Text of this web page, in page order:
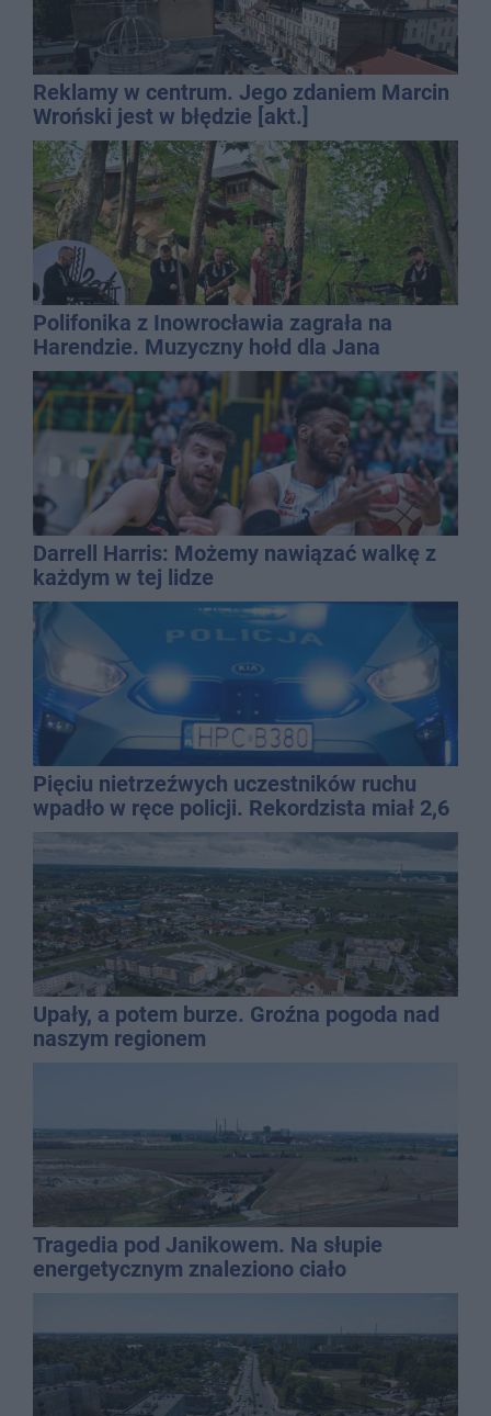
Reklamy w centrum. Jego zdaniem Marcin
Wroński jest w błędzie [akt.]
Polifonika z Inowrocławia zagrała na
Harendzie. Muzyczny hołd dla Jana
Kasprowicza
Darrell Harris: Możemy nawiązać walkę z
każdym w tej lidze
Pięciu nietrzeźwych uczestników ruchu
wpadło w ręce policji. Rekordzista miał 2,6
promila
Upały, a potem burze. Groźna pogoda nad
naszym regionem
Tragedia pod Janikowem. Na słupie
energetycznym znaleziono ciało